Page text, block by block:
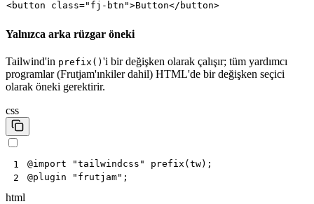
<button class="fj-btn">Button</ button>
Yalnızca arka rüzgar öneki
Tailwind'in prefix() 'i bir değişken olarak çalışır; tüm yardımcı
programlar (Frutjam'ınkiler dahil) HTML'de bir değişken seçici
olarak öneki gerektirir.
css
1
2
@import "tailwindcss" prefix ( tw) ;
@plugin "frutjam" ;
html